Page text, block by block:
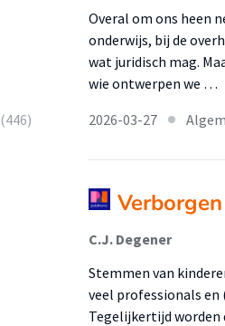
(446)
Overal om ons heen
onderwijs, bij de
wat juridisch mag.
wie ontwerpen we …
2026-03-27
C.J. Degener
Stemmen van
veel professionals en
Tegelijkertijd worden